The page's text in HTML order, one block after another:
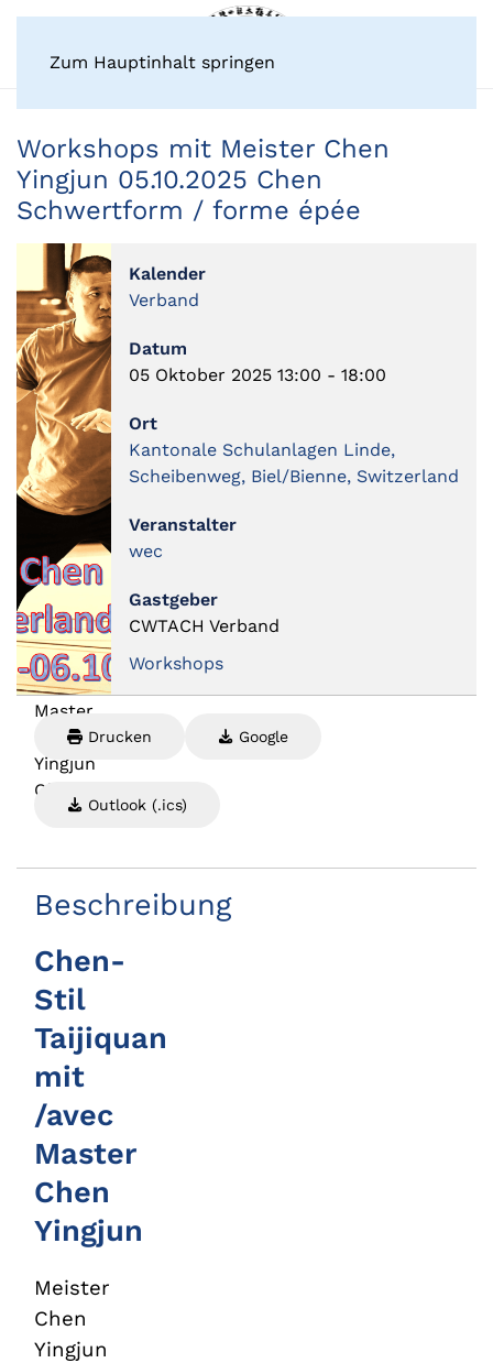
Zum Hauptinhalt springen
Workshops mit Meister Chen
Yingjun 05.10.2025 Chen
Schwertform / forme épée
Master
Chen
Yingjun
Oktober
2025
Kalender
Verband
Datum
05 Oktober 2025 13:00 - 18:00
Ort
Kantonale Schulanlagen Linde,
Scheibenweg, Biel/Bienne, Switzerland
Veranstalter
wec
Gastgeber
CWTACH Verband
Workshops
Drucken Google
Outlook (.ics)
Beschreibung
Chen-
Stil
Taijiquan
mit
/avec
Master
Chen
Yingjun
Meister
Chen
Yingjun